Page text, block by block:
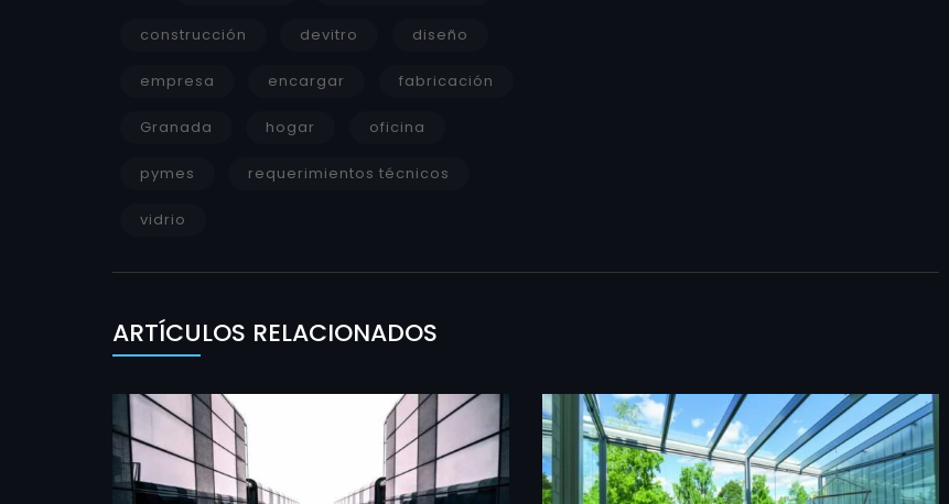
construcción devitro diseño
empresa encargar fabricación
Granada hogar oficina
pymes requerimientos técnicos
vidrio
ARTÍCULOS RELACIONADOS